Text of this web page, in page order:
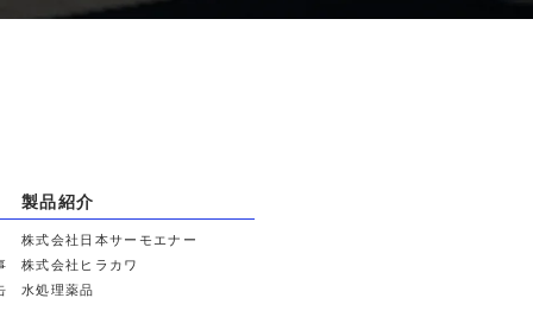
製品紹介
株式会社日本サーモエナー
株式会社ヒラカワ
水処理薬品